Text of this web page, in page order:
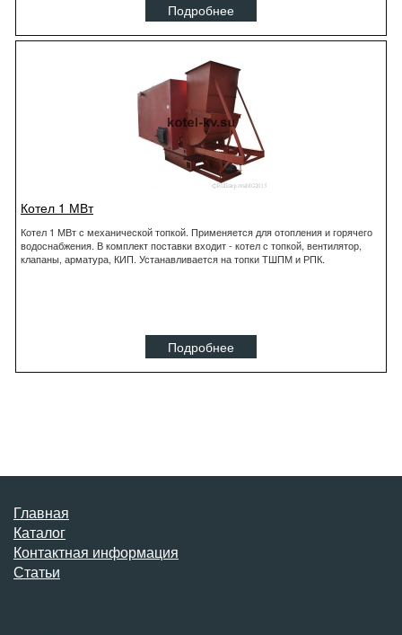
Подробнее
Котел 1 МВт
Котел 1 МВт с механической топкой. Применяется для отопления и горячего
водоснабжения. В комплект поставки входит - котел с топкой, вентилятор,
клапаны, арматура, КИП. Устанавливается на топки ТШПМ и РПК.
Подробнее
Главная
Каталог
Контактная информация
Статьи